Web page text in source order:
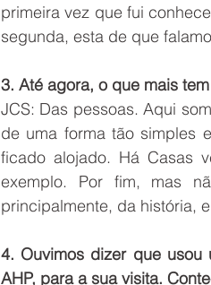
primeira vez que fui
segunda, esta de que
3. Até agora, o que mais
JCS: Das pessoas. Aqui
de uma forma tão simples
ficado alojado. Há Casas
exemplo. Por fim, mas
principalmente, da história,
4. Ouvimos dizer que usou
AHP, para a sua visita.